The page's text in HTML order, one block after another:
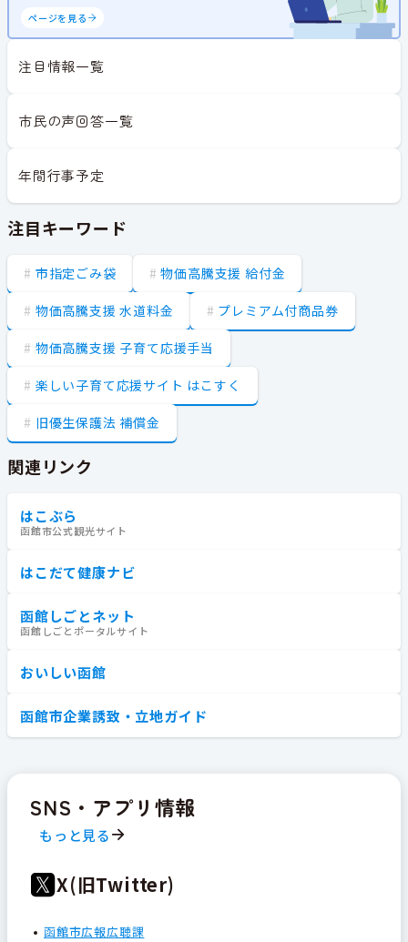
ページを見る
注目情報一覧
市民の声回答一覧
年間行事予定
注目キーワード
市指定ごみ袋 物価高騰支援 給付金
物価高騰支援 水道料金 プレミアム付商品券
物価高騰支援 子育て応援手当
楽しい子育て応援サイト はこすく
旧優生保護法 補償金
関連リンク
はこぶら
函館市公式観光サイト
はこだて健康ナビ
函館しごとネット
函館しごとポータルサイト
おいしい函館
函館市企業誘致・立地ガイド
SNS・アプリ情報
もっと見る
X(旧Twitter)
函館市広報広聴課